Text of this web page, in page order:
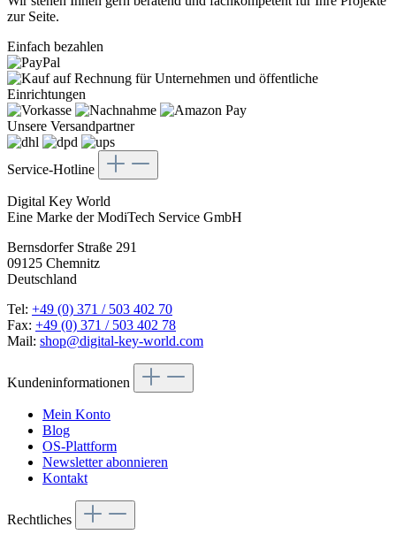
zur Seite.
Einfach bezahlen
Unsere Versandpartner
Service-Hotline
Digital Key World
Eine Marke der ModiTech Service GmbH
Bernsdorfer Straße 291
09125 Chemnitz
Deutschland
Tel: +49 (0) 371 / 503 402 70
Fax: +49 (0) 371 / 503 402 78
Mail: shop@digital-key-world.com
Kundeninformationen
Mein Konto
Blog
OS-Plattform
Newsletter abonnieren
Kontakt
Rechtliches